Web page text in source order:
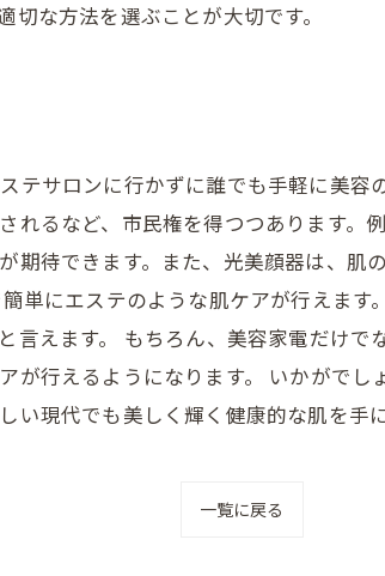
な方法を選ぶことが大切です。
テサロンに行かずに誰でも手軽に美
れるなど、市民権を得つつあります。
期待できます。また、光美顔器は、肌
単にエステのような肌ケアが行えま
言えます。 もちろん、美容家電だけ
が行えるようになります。 いかがで
現代でも美しく輝く健康的な肌を手
一覧に戻る